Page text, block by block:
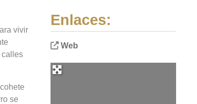
vivir
calles
se
Enlaces:
Web